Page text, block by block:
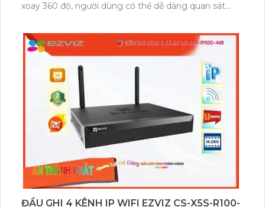
xoay 360 độ, người dùng có thể dễ dàng quan sát
này được trang bị công nghệ hình ảnh sắc nét với độ
phân giải 4.0 MP, mang lại hình ảnh chất lượng cao
trên nền tảng IP Wifi. Đặc biệt, Camera này được
thiết kế phù hợp cho hệ thống lớn, với khả năng
truyền hình ảnh chất lượng cao. Bên cạnh đó,
camera còn được trang bị công nghệ thu âm và loa,
giúp người dùng có thể giao tiếp thông qua camera
một cách tiện lợi.Với công nghệ thiếu sáng Hồng
Ngoại 10m, camera hiển thị rõ ràng trong điều kiện
ánh sáng yếu ban đêm. Hơn nữa, với công nghệ
Hồng Ngoại Smart IR, camera tối ưu hơn trong khả
năng giám sát ban đêm, mang lại hình ảnh sắc nét
ĐẦU GHI 4 KÊNH IP WIFI EZVIZ CS-X5S-R100-